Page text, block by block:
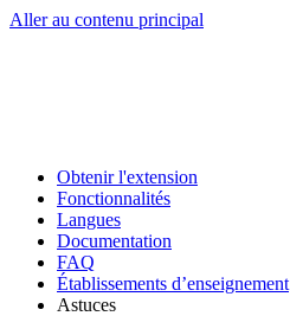
Aller au contenu principal
Obtenir l'extension
Fonctionnalités
Langues
Documentation
FAQ
Établissements d’enseignement
Astuces